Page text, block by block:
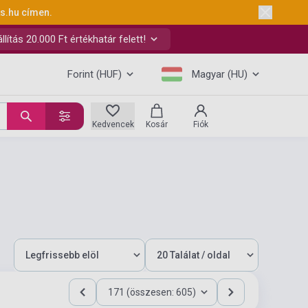
címen.
20.000 Ft értékhatár felett!
Forint (HUF) Magyar (HU)
Kedvencek Kosár Fiók
171 (összesen: 605)